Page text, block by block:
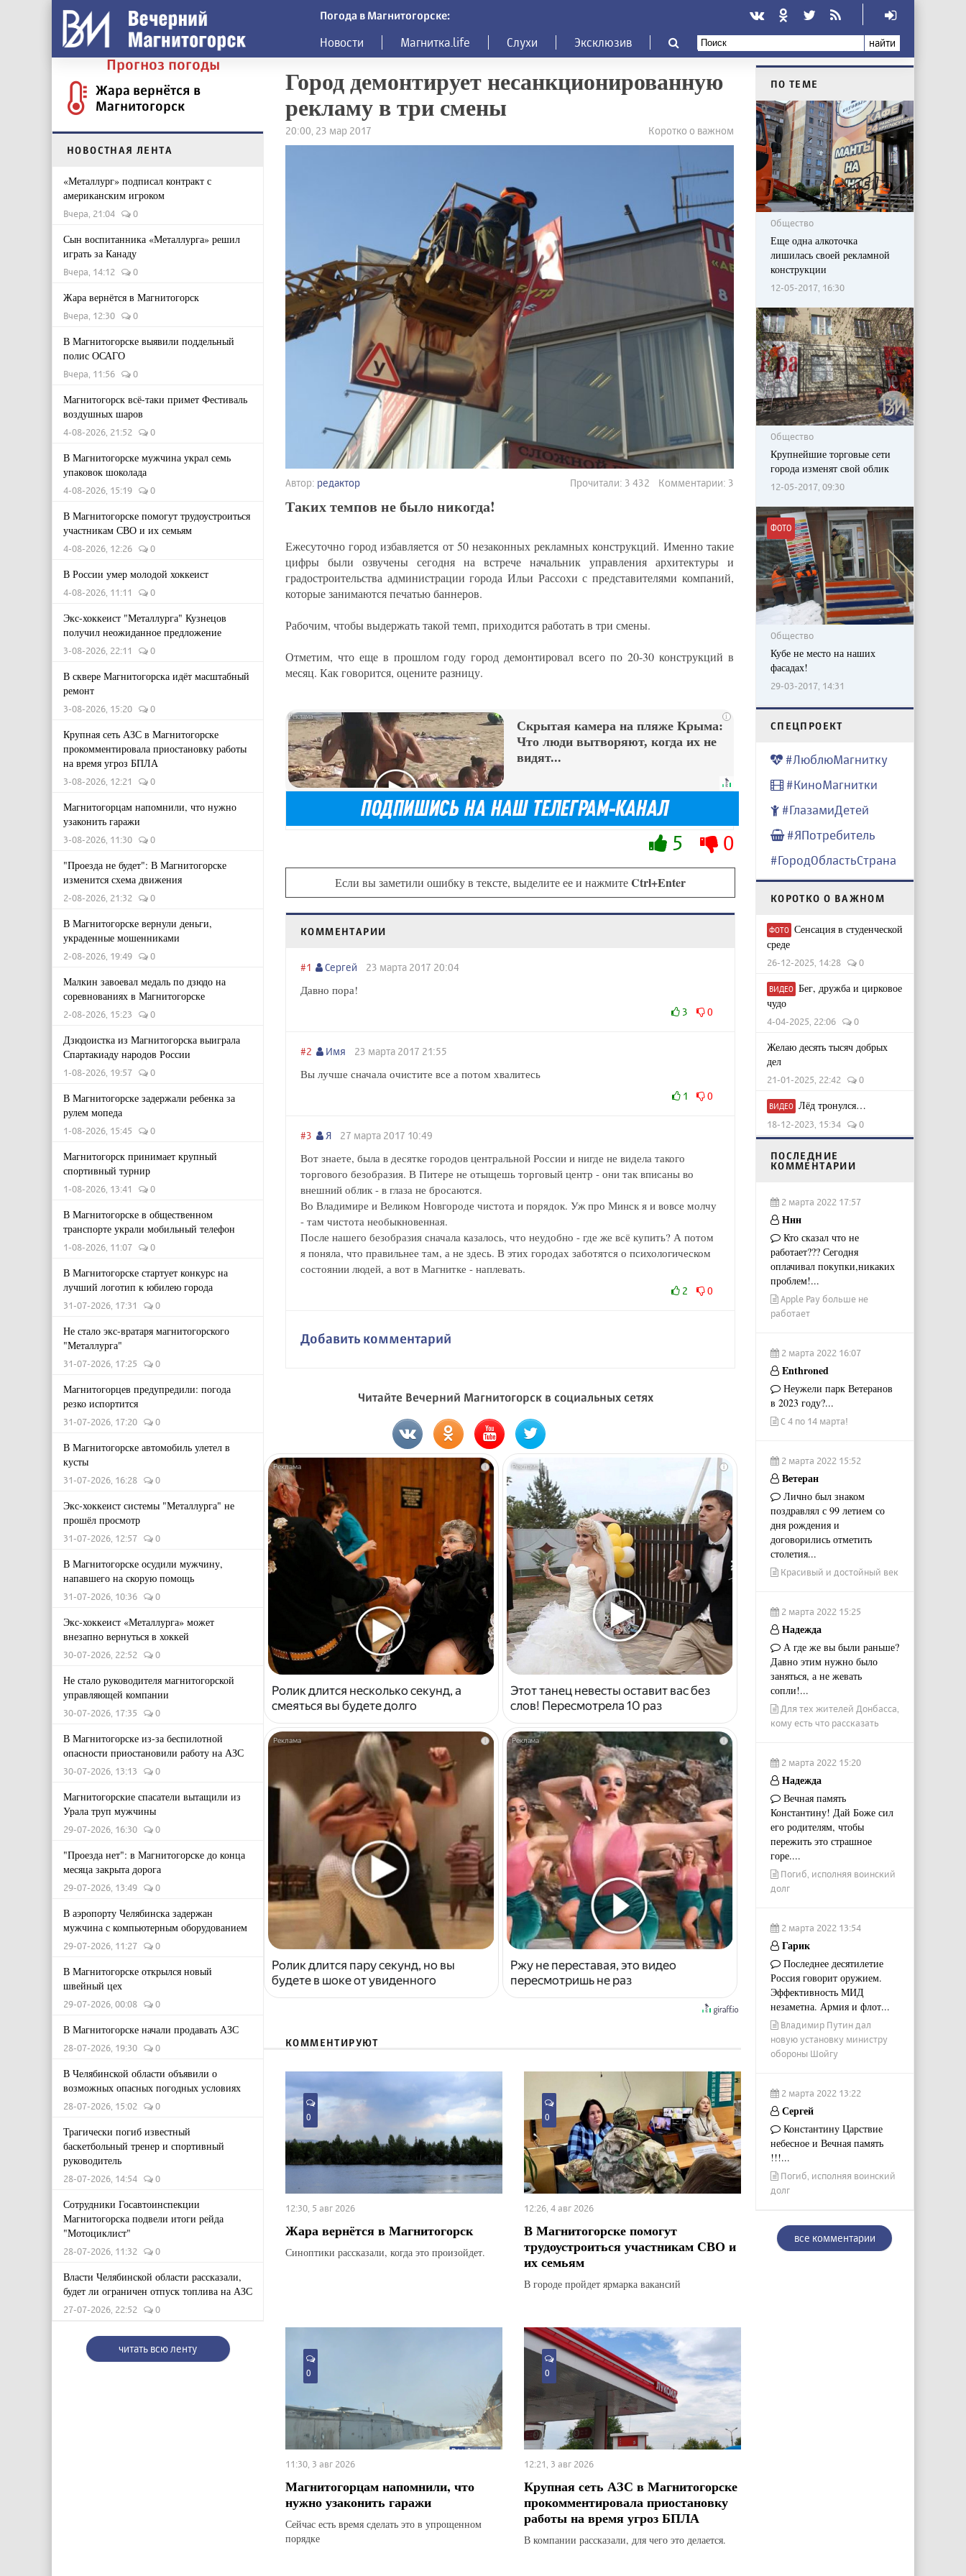
Погода в Магнитогорске:
Новости Магнитка.life Слухи Эксклюзив найти
Прогноз погоды
Жара вернётся в
Магнитогорск
НОВОСТНАЯ ЛЕНТА
«Металлург» подписал контракт с
американским игроком
Вчера, 21:04 0
Сын воспитанника «Металлурга» решил
играть за Канаду
Вчера, 14:12 0
Жара вернётся в Магнитогорск
Вчера, 12:30 0
В Магнитогорске выявили поддельный
полис ОСАГО
Вчера, 11:56 0
Магнитогорск всё-таки примет Фестиваль
воздушных шаров
4-08-2026, 21:52 0
В Магнитогорске мужчина украл семь
упаковок шоколада
4-08-2026, 15:19 0
В Магнитогорске помогут трудоустроиться
участникам СВО и их семьям
4-08-2026, 12:26 0
В России умер молодой хоккеист
4-08-2026, 11:11 0
Экс-хоккеист "Металлурга" Кузнецов
получил неожиданное предложение
3-08-2026, 22:11 0
В сквере Магнитогорска идёт масштабный
ремонт
3-08-2026, 15:20 0
Крупная сеть АЗС в Магнитогорске
прокомментировала приостановку работы
на время угроз БПЛА
3-08-2026, 12:21 0
Магнитогорцам напомнили, что нужно
узаконить гаражи
3-08-2026, 11:30 0
"Проезда не будет": В Магнитогорске
изменится схема движения
2-08-2026, 21:32 0
В Магнитогорске вернули деньги,
украденные мошенниками
2-08-2026, 19:49 0
Малкин завоевал медаль по дзюдо на
соревнованиях в Магнитогорске
2-08-2026, 15:23 0
Дзюдоистка из Магнитогорска выиграла
Спартакиаду народов России
1-08-2026, 19:57 0
В Магнитогорске задержали ребенка за
рулем мопеда
1-08-2026, 15:45 0
Магнитогорск принимает крупный
спортивный турнир
1-08-2026, 13:41 0
В Магнитогорске в общественном
транспорте украли мобильный телефон
1-08-2026, 11:07 0
В Магнитогорске стартует конкурс на
лучший логотип к юбилею города
31-07-2026, 17:31 0
Не стало экс-вратаря магнитогорского
"Металлурга"
31-07-2026, 17:25 0
Магнитогорцев предупредили: погода
резко испортится
31-07-2026, 17:20 0
В Магнитогорске автомобиль улетел в
кусты
31-07-2026, 16:28 0
Экс-хоккеист системы "Металлурга" не
прошёл просмотр
31-07-2026, 12:57 0
В Магнитогорске осудили мужчину,
напавшего на скорую помощь
31-07-2026, 10:36 0
Экс-хоккеист «Металлурга» может
внезапно вернуться в хоккей
30-07-2026, 22:52 0
Не стало руководителя магнитогорской
управляющей компании
30-07-2026, 17:35 0
В Магнитогорске из-за беспилотной
опасности приостановили работу на АЗС
30-07-2026, 13:13 0
Магнитогорские спасатели вытащили из
Урала труп мужчины
29-07-2026, 16:30 0
"Проезда нет": в Магнитогорске до конца
месяца закрыта дорога
29-07-2026, 13:49 0
В аэропорту Челябинска задержан
мужчина с компьютерным оборудованием
29-07-2026, 11:27 0
В Магнитогорске открылся новый
швейный цех
29-07-2026, 00:08 0
В Магнитогорске начали продавать АЗС
28-07-2026, 19:30 0
В Челябинской области объявили о
возможных опасных погодных условиях
28-07-2026, 15:02 0
Трагически погиб известный
баскетбольный тренер и спортивный
руководитель
28-07-2026, 14:54 0
Сотрудники Госавтоинспекции
Магнитогорска подвели итоги рейда
"Мотоциклист"
28-07-2026, 11:32 0
Власти Челябинской области рассказали,
будет ли ограничен отпуск топлива на АЗС
27-07-2026, 22:52 0
читать всю ленту
Город демонтирует несанкционированную
рекламу в три смены
20:00, 23 мар 2017 Коротко о важном
Автор: редактор Прочитали: 3 432 Комментарии: 3
Таких темпов не было никогда!
Ежесуточно город избавляется от 50 незаконных рекламных конструкций. Именно такие
цифры были озвучены сегодня на встрече начальник управления архитектуры и
градостроительства администрации города Ильи Рассохи с представителями компаний,
которые занимаются печатью баннеров.
Рабочим, чтобы выдержать такой темп, приходится работать в три смены.
Отметим, что еще в прошлом году город демонтировал всего по 20-30 конструкций в
месяц. Как говорится, оцените разницу.
i
Скрытая камера на пляже Крыма:
Что люди вытворяют, когда их не
видят...
5 0
Если вы заметили ошибку в тексте, выделите ее и нажмитеCtrl+Enter
КОММЕНТАРИИ
#1 Сергей 23 марта 2017 20:04
Давно пора!
3 0
#2 Имя 23 марта 2017 21:55
Вы лучше сначала очистите все а потом хвалитесь
1 0
#3 Я 27 марта 2017 10:49
Вот знаете, была в десятке городов центральной России и нигде не видела такого
торгового безобразия. В Питере не отыщешь торговый центр - они так вписаны во
внешний облик - в глаза не бросаются.
Во Владимире и Великом Новгороде чистота и порядок. Уж про Минск я и вовсе молчу
- там чистота необыкновенная.
После нашего безобразия сначала казалось, что неудобно - где же всё купить? А потом
я поняла, что правильнее там, а не здесь. В этих городах заботятся о психологическом
состоянии людей, а вот в Магнитке - наплевать.
2 0
Добавить комментарий
Читайте Вечерний Магнитогорск в социальных сетях
i
Ролик длится несколько секунд, а
смеяться вы будете долго
i
Этот танец невесты оставит вас без
слов! Пересмотрела 10 раз
i
Ролик длится пару секунд, но вы
будете в шоке от увиденного
i
Ржу не переставая, это видео
пересмотришь не раз
КОММЕНТИРУЮТ
0
12:30, 5 авг 2026
Жара вернётся в Магнитогорск
Синоптики рассказали, когда это произойдет.
0
12:26, 4 авг 2026
В Магнитогорске помогут
трудоустроиться участникам СВО и
их семьям
В городе пройдет ярмарка вакансий
0
11:30, 3 авг 2026
Магнитогорцам напомнили, что
нужно узаконить гаражи
Сейчас есть время сделать это в упрощенном
порядке
0
12:21, 3 авг 2026
Крупная сеть АЗС в Магнитогорске
прокомментировала приостановку
работы на время угроз БПЛА
В компании рассказали, для чего это делается.
ПО ТЕМЕ
Общество
Еще одна алкоточка
лишилась своей рекламной
конструкции
12-05-2017, 16:30
Общество
Крупнейшие торговые сети
города изменят свой облик
12-05-2017, 09:30
ФОТО
Общество
Кубе не место на наших
фасадах!
29-03-2017, 14:31
CПЕЦПРОЕКТ
#ЛюблюМагнитку
#КиноМагнитки
#ГлазамиДетей
#ЯПотребитель
#ГородОбластьСтрана
КОРОТКО О ВАЖНОМ
ФОТО Сенсация в студенческой
среде
26-12-2025, 14:28 0
ВИДЕО Бег, дружба и цирковое
чудо
4-04-2025, 22:06 0
Желаю десять тысяч добрых
дел
21-01-2025, 22:42 0
ВИДЕО Лёд тронулся…
18-12-2023, 15:34 0
ПОСЛЕДНИЕ
КОММЕНТАРИИ
2 марта 2022 17:57
Ннн
Кто сказал что не
работает??? Сегодня
оплачивал покупки,никаких
проблем!...
Apple Pay больше не
работает
2 марта 2022 16:07
Enthroned
Неужели парк Ветеранов
в 2023 году?...
С 4 по 14 марта!
2 марта 2022 15:52
Ветеран
Лично был знаком
поздравлял с 99 летием со
дня рождения и
договорились отметить
столетия...
Красивый и достойный век
2 марта 2022 15:25
Надежда
А где же вы были раньше?
Давно этим нужно было
заняться, а не жевать
сопли!...
Для тех жителей Донбасса,
кому есть что рассказать
2 марта 2022 15:20
Надежда
Вечная память
Константину! Дай Боже сил
его родителям, чтобы
пережить это страшное
горе....
Погиб, исполняя воинский
долг
2 марта 2022 13:54
Гарик
Последнее десятилетие
Россия говорит оружием.
Эффективность МИД
незаметна. Армия и флот...
Владимир Путин дал
новую установку министру
обороны Шойгу
2 марта 2022 13:22
Сергей
Константину Царствие
небесное и Вечная память
!!!...
Погиб, исполняя воинский
долг
все комментарии